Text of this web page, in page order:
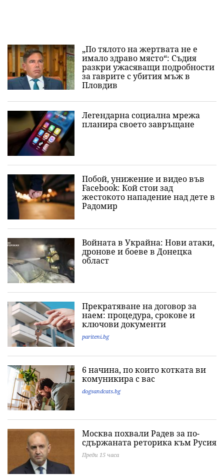
„По тялото на жертвата не е
имало здраво място“: Съдия
разкри ужасяващи подробности
за гаврите с убития мъж в
Пловдив
Легендарна социална мрежа
планира своето завръщане
Побой, унижение и видео във
Facebook: Кой стои зад
жестокото нападение над дете в
Радомир
Войната в Украйна: Нови атаки,
дронове и боеве в Донецка
област
Прекратяване на договор за
наем: процедура, срокове и
ключови документи
pariteni.bg
6 начина, по които котката ви
комуникира с вас
dogsandcats.bg
Москва похвали Радев за по-
сдържаната реторика към Русия
Преди 15 часа